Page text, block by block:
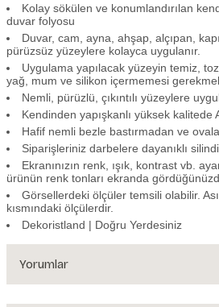
Kolay sökülen ve konumlandırılan
duvar folyosu
Duvar, cam, ayna, ahşap, alçıpan,
pürüzsüz yüzeylere kolayca uygulanır.
Uygulama yapılacak yüzeyin temiz,
yağ, mum ve silikon içermemesi
Nemli, pürüzlü, çıkıntılı yüzeylere
Kendinden yapışkanlı yüksek kalitede
Hafif nemli bezle bastırmadan ve
Siparişleriniz darbelere dayanıklı
Ekranınızın renk, ışık, kontrast vb.
ürünün renk tonları ekranda
Görsellerdeki ölçüler temsili olabilir.
kısmındaki ölçülerdir.
Dekoristland | Doğru Yerdesiniz
Yorumlar